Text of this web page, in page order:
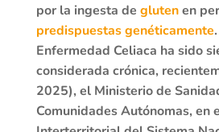
por la ingesta de glutenen
predispuestas genéticamente
Enfermedad Celiaca ha sido
considerada crónica,
2025), el Ministerio de
Comunidades Autónomas, en